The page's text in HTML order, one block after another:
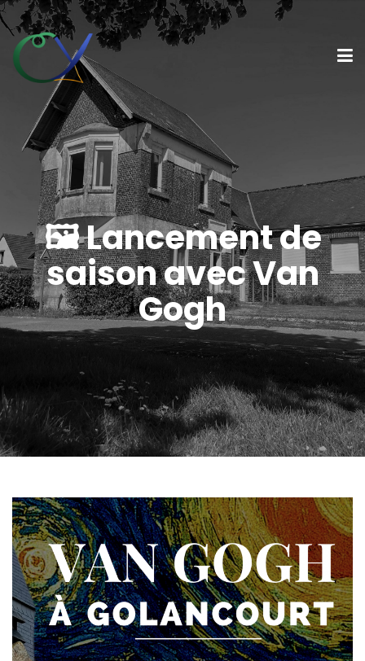
🖼 Lancement de
saison avec Van
Gogh